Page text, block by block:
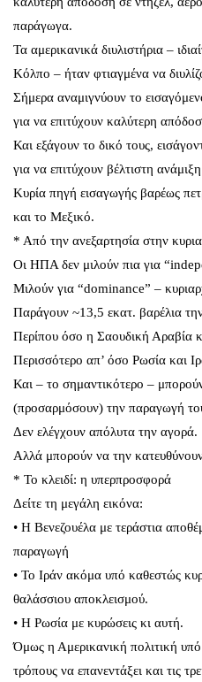
παράγωγα.
Τα αμερικανικά διυλιστήρια –
Κόλπο – ήταν φτιαγμένα να
Σήμερα αναμιγνύουν το
για να επιτύχουν καλύτερη
Και εξάγουν το δικό τους,
για να επιτύχουν βέλτιστη
Κυρία πηγή εισαγωγής βαρέως
και το Μεξικό.
* Από την ανεξαρτησία στην
Οι ΗΠΑ δεν μιλούν πια για
Μιλούν για “dominance” –
Παράγουν ~13,5 εκατ. βαρέλια
Περίπου όσο η Σαουδική Αραβία
Περισσότερο απ’ όσο Ρωσία και
Και – το σημαντικότερο –
(προσαρμόσουν) την παραγωγή
Δεν ελέγχουν απόλυτα την αγορά.
Αλλά μπορούν να την
* Το κλειδί: η υπερπροσφορά
Δείτε τη μεγάλη εικόνα:
• Η Βενεζουέλα με τεράστια
παραγωγή
• Το Ιράν ακόμα υπό καθεστώς
θαλάσσιου αποκλεισμού.
• Η Ρωσία με κυρώσεις κι αυτή.
Όμως η Αμερικανική πολιτική
τρόπους να επανεντάξει και τις